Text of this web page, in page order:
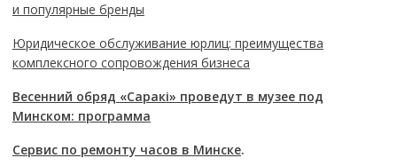
и популярные бренды
Юридическое обслуживание юрлиц: преимущества
комплексного сопровождения бизнеса
Весенний обряд «Саракі» проведут в музее под
Минском: программа
Сервис по ремонту часов в Минске.